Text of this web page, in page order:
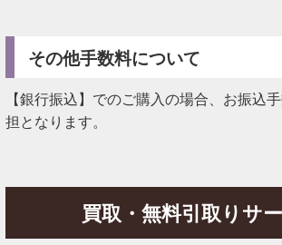
その他手数料について
【銀行振込】でのご購入の場合、お振込
担となります。
買取・無料引取りサ